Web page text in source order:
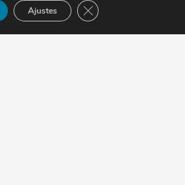
Ajustes Cerrar el banner de